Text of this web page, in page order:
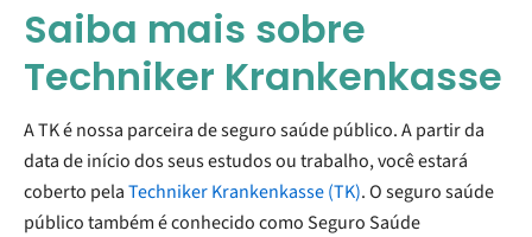
Saiba mais sobre
Techniker Krankenkasse
A TK é nossa parceira de seguro saúde público. A partir da
data de início dos seus estudos ou trabalho, você estará
coberto pelaTechniker Krankenkasse (TK). O seguro saúde
público também é conhecido como Seguro Saúde